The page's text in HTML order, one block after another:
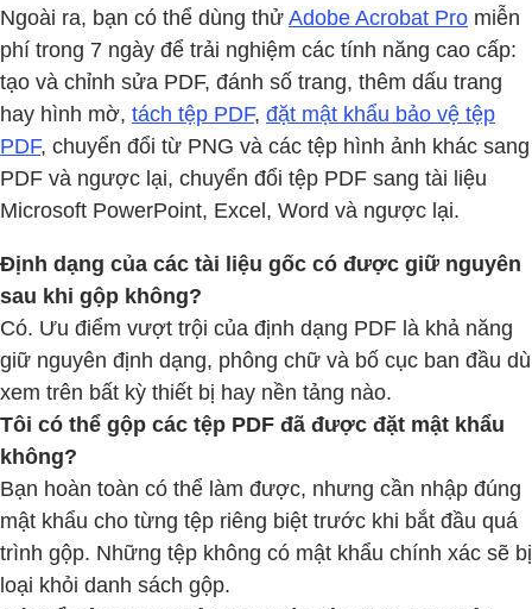
Ngoài ra, bạn có thể dùng thử Adobe Acrobat Pro miễn
phí trong 7 ngày để trải nghiệm các tính năng cao cấp:
tạo và chỉnh sửa PDF, đánh số trang, thêm dấu trang
hay hình mờ, tách tệp PDF, đặt mật khẩu bảo vệ tệp
PDF, chuyển đổi từ PNG và các tệp hình ảnh khác sang
PDF và ngược lại, chuyển đổi tệp PDF sang tài liệu
Microsoft PowerPoint, Excel, Word và ngược lại.
Định dạng của các tài liệu gốc có được giữ nguyên
sau khi gộp không?
Có. Ưu điểm vượt trội của định dạng PDF là khả năng
giữ nguyên định dạng, phông chữ và bố cục ban đầu dù
xem trên bất kỳ thiết bị hay nền tảng nào.
Tôi có thể gộp các tệp PDF đã được đặt mật khẩu
không?
Bạn hoàn toàn có thể làm được, nhưng cần nhập đúng
mật khẩu cho từng tệp riêng biệt trước khi bắt đầu quá
trình gộp. Những tệp không có mật khẩu chính xác sẽ bị
loại khỏi danh sách gộp.